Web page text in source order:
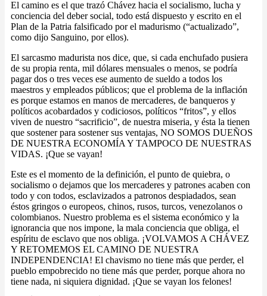
El camino es el que trazó Chávez hacia el socialismo, lucha y
conciencia del deber social, todo está dispuesto y escrito en el
Plan de la Patria falsificado por el madurismo (“actualizado”,
como dijo Sanguino, por ellos).
El sarcasmo madurista nos dice, que, si cada enchufado pusiera
de su propia renta, mil dólares mensuales o menos, se podría
pagar dos o tres veces ese aumento de sueldo a todos los
maestros y empleados públicos; que el problema de la inflación
es porque estamos en manos de mercaderes, de banqueros y
políticos acobardados y codiciosos, políticos “fritos”, y ellos
viven de nuestro “sacrificio”, de nuestra miseria, y ésta la tienen
que sostener para sostener sus ventajas, NO SOMOS DUEÑOS
DE NUESTRA ECONOMÍA Y TAMPOCO DE NUESTRAS
VIDAS. ¡Que se vayan!
Este es el momento de la definición, el punto de quiebra, o
socialismo o dejamos que los mercaderes y patrones acaben con
todo y con todos, esclavizados a patronos despiadados, sean
éstos gringos o europeos, chinos, rusos, turcos, venezolanos o
colombianos. Nuestro problema es el sistema económico y la
ignorancia que nos impone, la mala conciencia que obliga, el
espíritu de esclavo que nos obliga. ¡VOLVAMOS A CHÁVEZ
Y RETOMEMOS EL CAMINO DE NUESTRA
INDEPENDENCIA! El chavismo no tiene más que perder, el
pueblo empobrecido no tiene más que perder, porque ahora no
tiene nada, ni siquiera dignidad. ¡Que se vayan los felones!